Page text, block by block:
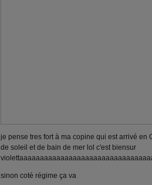
je pense tres fort à ma copine qui est arrivé en
de soleil et de bain de mer lol c'est biensur
sinon coté régime ça va